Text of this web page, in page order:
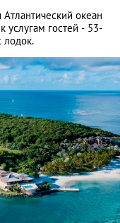
океан
услугам гостей - 53-
лодок.